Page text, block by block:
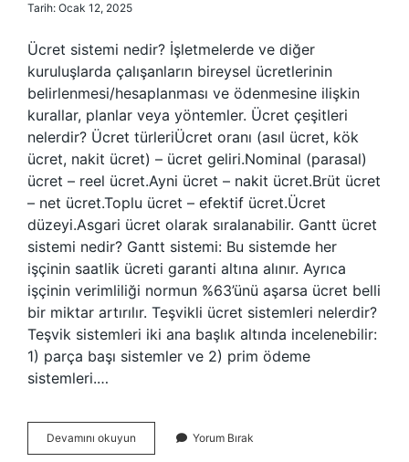
Tarih: Ocak 12, 2025
Ücret sistemi nedir? İşletmelerde ve diğer
kuruluşlarda çalışanların bireysel ücretlerinin
belirlenmesi/hesaplanması ve ödenmesine ilişkin
kurallar, planlar veya yöntemler. Ücret çeşitleri
nelerdir? Ücret türleriÜcret oranı (asıl ücret, kök
ücret, nakit ücret) – ücret geliri.Nominal (parasal)
ücret – reel ücret.Ayni ücret – nakit ücret.Brüt ücret
– net ücret.Toplu ücret – efektif ücret.Ücret
düzeyi.Asgari ücret olarak sıralanabilir. Gantt ücret
sistemi nedir? Gantt sistemi: Bu sistemde her
işçinin saatlik ücreti garanti altına alınır. Ayrıca
işçinin verimliliği normun %63’ünü aşarsa ücret belli
bir miktar artırılır. Teşvikli ücret sistemleri nelerdir?
Teşvik sistemleri iki ana başlık altında incelenebilir:
1) parça başı sistemler ve 2) prim ödeme
sistemleri.…
Devamını okuyun
Sistemleri
Yorum Bırak